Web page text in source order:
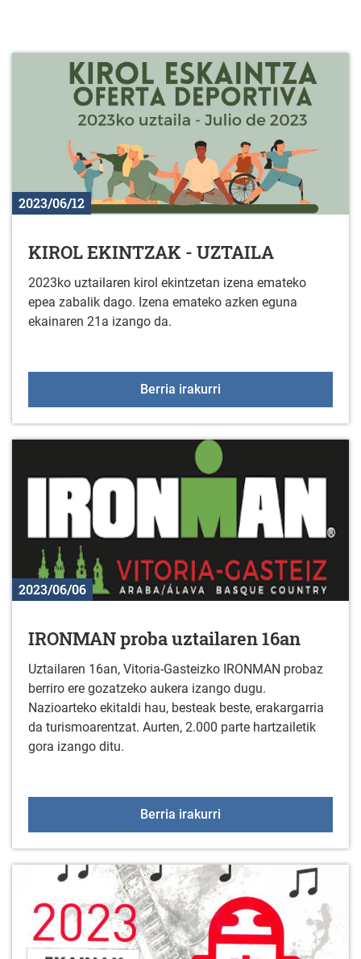
2023/06/12
KIROL EKINTZAK - UZTAILA
2023ko uztailaren kirol ekintzetan izena emateko
epea zabalik dago. Izena emateko azken eguna
ekainaren 21a izango da.
Berria irakurri
2023/06/06
IRONMAN proba uztailaren 16an
Uztailaren 16an, Vitoria-Gasteizko IRONMAN probaz
berriro ere gozatzeko aukera izango dugu.
Nazioarteko ekitaldi hau, besteak beste, erakargarria
da turismoarentzat. Aurten, 2.000 parte hartzailetik
gora izango ditu.
Berria irakurri